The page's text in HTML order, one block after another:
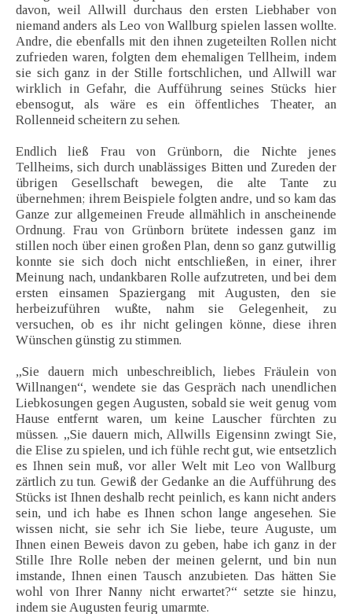
davon, weil Allwill durchaus den ersten Liebhaber von
niemand anders als Leo von Wallburg spielen lassen wollte.
Andre, die ebenfalls mit den ihnen zugeteilten Rollen nicht
zufrieden waren, folgten dem ehemaligen Tellheim, indem
sie sich ganz in der Stille fortschlichen, und Allwill war
wirklich in Gefahr, die Aufführung seines Stücks hier
ebensogut, als wäre es ein öffentliches Theater, an
Rollenneid scheitern zu sehen.
Endlich ließ Frau von Grünborn, die Nichte jenes
Tellheims, sich durch unablässiges Bitten und Zureden der
übrigen Gesellschaft bewegen, die alte Tante zu
übernehmen; ihrem Beispiele folgten andre, und so kam das
Ganze zur allgemeinen Freude allmählich in anscheinende
Ordnung. Frau von Grünborn brütete indessen ganz im
stillen noch über einen großen Plan, denn so ganz gutwillig
konnte sie sich doch nicht entschließen, in einer, ihrer
Meinung nach, undankbaren Rolle aufzutreten, und bei dem
ersten einsamen Spaziergang mit Augusten, den sie
herbeizuführen wußte, nahm sie Gelegenheit, zu
versuchen, ob es ihr nicht gelingen könne, diese ihren
Wünschen günstig zu stimmen.
„Sie dauern mich unbeschreiblich, liebes Fräulein von
Willnangen“, wendete sie das Gespräch nach unendlichen
Liebkosungen gegen Augusten, sobald sie weit genug vom
Hause entfernt waren, um keine Lauscher fürchten zu
müssen. „Sie dauern mich, Allwills Eigensinn zwingt Sie,
die Elise zu spielen, und ich fühle recht gut, wie entsetzlich
es Ihnen sein muß, vor aller Welt mit Leo von Wallburg
zärtlich zu tun. Gewiß der Gedanke an die Aufführung des
Stücks ist Ihnen deshalb recht peinlich, es kann nicht anders
sein, und ich habe es Ihnen schon lange angesehen. Sie
wissen nicht, sie sehr ich Sie liebe, teure Auguste, um
Ihnen einen Beweis davon zu geben, habe ich ganz in der
Stille Ihre Rolle neben der meinen gelernt, und bin nun
imstande, Ihnen einen Tausch anzubieten. Das hätten Sie
wohl von Ihrer Nanny nicht erwartet?“ setzte sie hinzu,
indem sie Augusten feurig umarmte.